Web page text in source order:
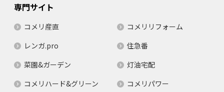
専門サイト
コメリ産直
コメリリフォーム
レンガ.pro
住急番
菜園&ガーデン
灯油宅配
コメリハード&グリーン
コメリパワー